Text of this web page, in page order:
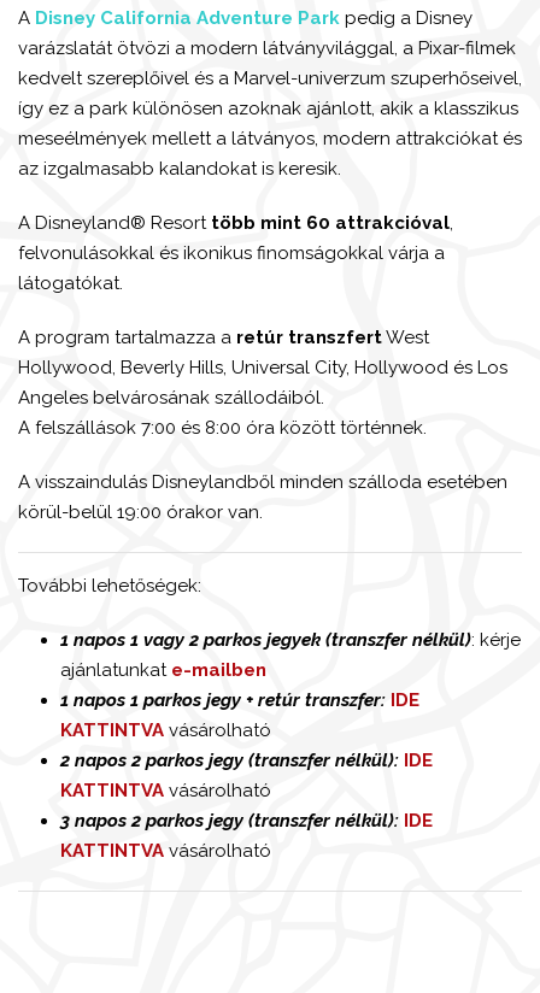
A Disney California Adventure Park pedig a Disney
varázslatát ötvözi a modern látványvilággal, a Pixar-filmek
kedvelt szereplőivel és a Marvel-univerzum szuperhőseivel,
így ez a park különösen azoknak ajánlott, akik a klasszikus
meseélmények mellett a látványos, modern attrakciókat és
az izgalmasabb kalandokat is keresik.
A Disneyland® Resort több mint 60 attrakcióval
felvonulásokkal és ikonikus finomságokkal várja a
látogatókat.
A program tartalmazza a retúr transzfertWest
Hollywood, Beverly Hills, Universal City, Hollywood és Los
Angeles belvárosának szállodáiból.
A felszállások 7:00 és 8:00 óra között történnek.
A visszaindulás Disneylandből minden szálloda esetében
körül-belül 19:00 órakor van.
További lehetőségek:
1 napos 1 vagy 2 parkos jegyek (transzfer nélkül): kérje
ajánlatunkat e-mailben
1 napos 1 parkos jegy + retúr transzfer: IDE
KATTINTVA vásárolható
2 napos 2 parkos jegy (transzfer nélkül): IDE
KATTINTVA vásárolható
3 napos 2 parkos jegy (transzfer nélkül): IDE
KATTINTVA vásárolható